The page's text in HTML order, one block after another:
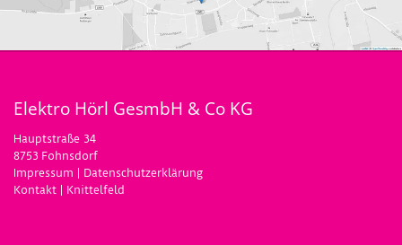
Elektro Hörl GesmbH & Co KG
Hauptstraße 34
8753 Fohnsdorf
Impressum
Datenschutzerklärung
Kontakt
Knittelfeld